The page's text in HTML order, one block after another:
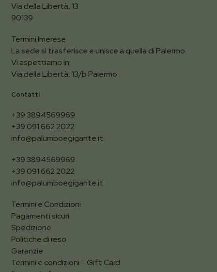
Via della Libertà, 13
90139
Termini Imerese
La sede si trasferisce e unisce a quella di Palermo.
Vi aspettiamo in:
Via della Libertà, 13/b Palermo
Contatti
+39 3894569969
+39 091 662 2022
info@palumboegigante.it
+39 3894569969
+39 091 662 2022
info@palumboegigante.it
Termini e Condizioni
Pagamenti sicuri
Spedizione
Politiche di reso
Garanzie
Termini e condizioni – Gift Card